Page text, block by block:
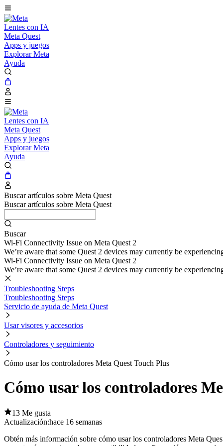
Lentes con IA
Meta Quest
Apps y juegos
Explorar Meta
Ayuda
Lentes con IA
Meta Quest
Apps y juegos
Explorar Meta
Ayuda
Buscar artículos sobre Meta Quest
Buscar artículos sobre Meta Quest
Buscar
Wi-Fi Connectivity Issue on Meta Quest 2
We’re aware that some Quest 2 devices may currently be
Wi-Fi Connectivity Issue on Meta Quest 2
We’re aware that some Quest 2 devices may currently be
Troubleshooting Steps
Troubleshooting Steps
Servicio de ayuda de Meta Quest
Usar visores y accesorios
Controladores y seguimiento
Cómo usar los controladores Meta Quest Touch Plus
Cómo usar los controladores
13 Me gusta
Actualización:hace 16 semanas
Obtén más información sobre cómo usar los controladores Meta